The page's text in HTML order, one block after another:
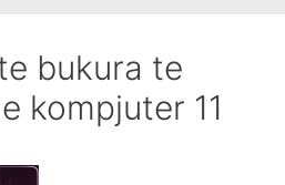
bukura te
kompjuter 11